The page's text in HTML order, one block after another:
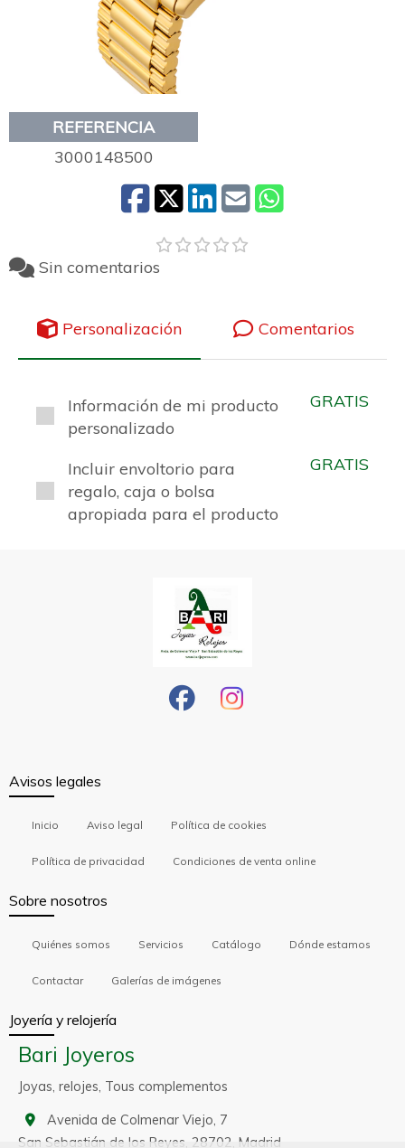
REFERENCIA
3000148500
Sin comentarios
Personalización Comentarios
Información de mi producto
personalizado
GRATIS
Incluir envoltorio para
regalo, caja o bolsa
apropiada para el producto
GRATIS
Avisos legales
Inicio Aviso legal Política de cookies
Política de privacidad Condiciones de venta online
Sobre nosotros
Quiénes somos Servicios Catálogo Dónde estamos
Contactar Galerías de imágenes
Joyería y relojería
Bari Joyeros
Joyas, relojes, Tous complementos
Avenida de Colmenar Viejo, 7
San Sebastián de los Reyes, 28702, Madrid